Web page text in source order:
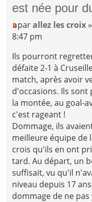
est née pour
parallez les croix
8:47 pm
Ils pourront
défaite 2-1 à
match, après avoir
d'occasions. Ils sont
la montée, au goal-
c'est rageant !
Dommage, ils
meilleure équipe de
crois qu'ils en ont
tard. Au départ, un
suffisait, vu qu'il
niveau depuis 17
dommage de ne